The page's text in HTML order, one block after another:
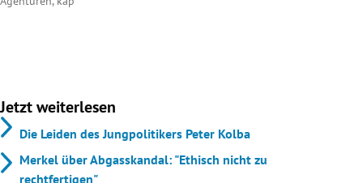
Jetzt weiterlesen
Die Leiden des Jungpolitikers Peter Kolba
Merkel über Abgasskandal: "Ethisch nicht zu
rechtfertigen"